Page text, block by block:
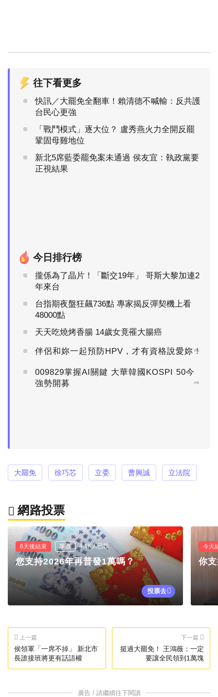
往下看更多
快訊／大罷免全翻車！賴清德不喊輸：反共護
台民心更強
「戰鬥模式」逐大位？ 盧秀燕火力全開反罷
鞏固母雞地位
新北5席藍委罷免案未通過 侯友宜：執政黨要
正視結果
今日排行榜
攏係為了晶片！「斷交19年」 哥斯大黎加連2
年來台
台指期夜盤狂飆736點 專家揭反彈契機上看
48000點
天天吃燒烤香腸 14歲女竟罹大腸癌
伴侶和妳一起預防HPV，才有資格說愛妳！
PR
009829掌握AI關鍵 大華韓國KOSPI 50今
強勢開募
PR
大罷免 徐巧芯 立委 曹興誠 立法院
網路投票
6天後結束 單選 4.1K人已投
您支持2026年再普發1萬嗎？
投票去
今天
你
上一篇
侯領軍「一席不掉」 新北市
長誰接班將更有話語權
下一篇
挺過大罷免！ 王鴻薇：一定
要讓全民領到1萬塊
廣告 / 請繼續往下閱讀